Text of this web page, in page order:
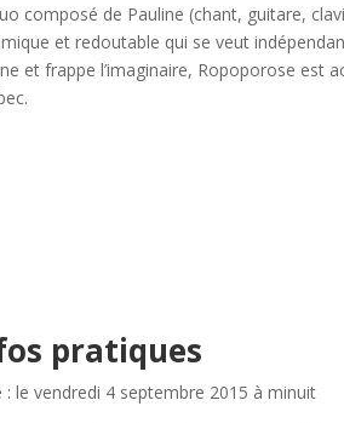
composé de Pauline (chant, guitare,
et redoutable qui se veut
et frappe l’imaginaire, Ropoporose est
pratiques
: le vendredi 4 septembre 2015 à minuit